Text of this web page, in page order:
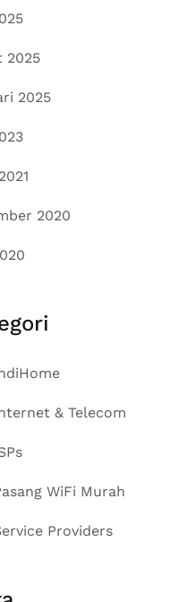
2025
2025
2020
& Telecom
WiFi Murah
Providers